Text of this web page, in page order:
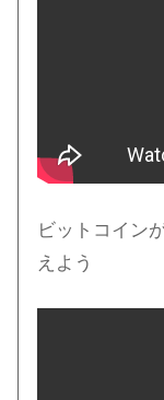
ビットコイン
えよう